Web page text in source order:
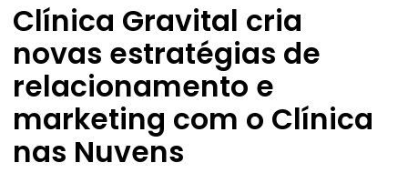
Clínica Gravital cria
novas estratégias de
relacionamento e
marketing com o Clínica
nas Nuvens